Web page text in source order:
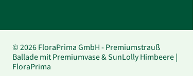
© 2026 FloraPrima GmbH - Premiumstrauß
Ballade mit Premiumvase & SunLolly Himbeere |
FloraPrima